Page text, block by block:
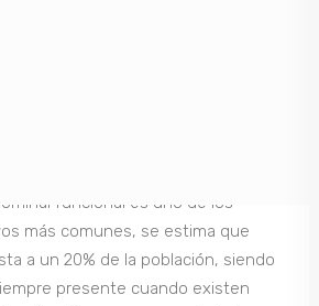
puede ser subjetiva, si el/la
nota la sensación de distensión
es frecuente que se den en
funcional es uno de los
más comunes, se estima que
a un 20% de la población, siendo
presente cuando existen